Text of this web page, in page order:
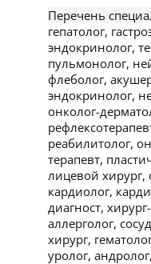
Перечень
гепатолог,
эндокринолог,
пульмонолог,
флеболог,
эндокринолог,
онколог-
реабилитолог,
терапевт,
лицевой хирург,
кардиолог,
диагност,
аллерголог,
хирург,
уролог,